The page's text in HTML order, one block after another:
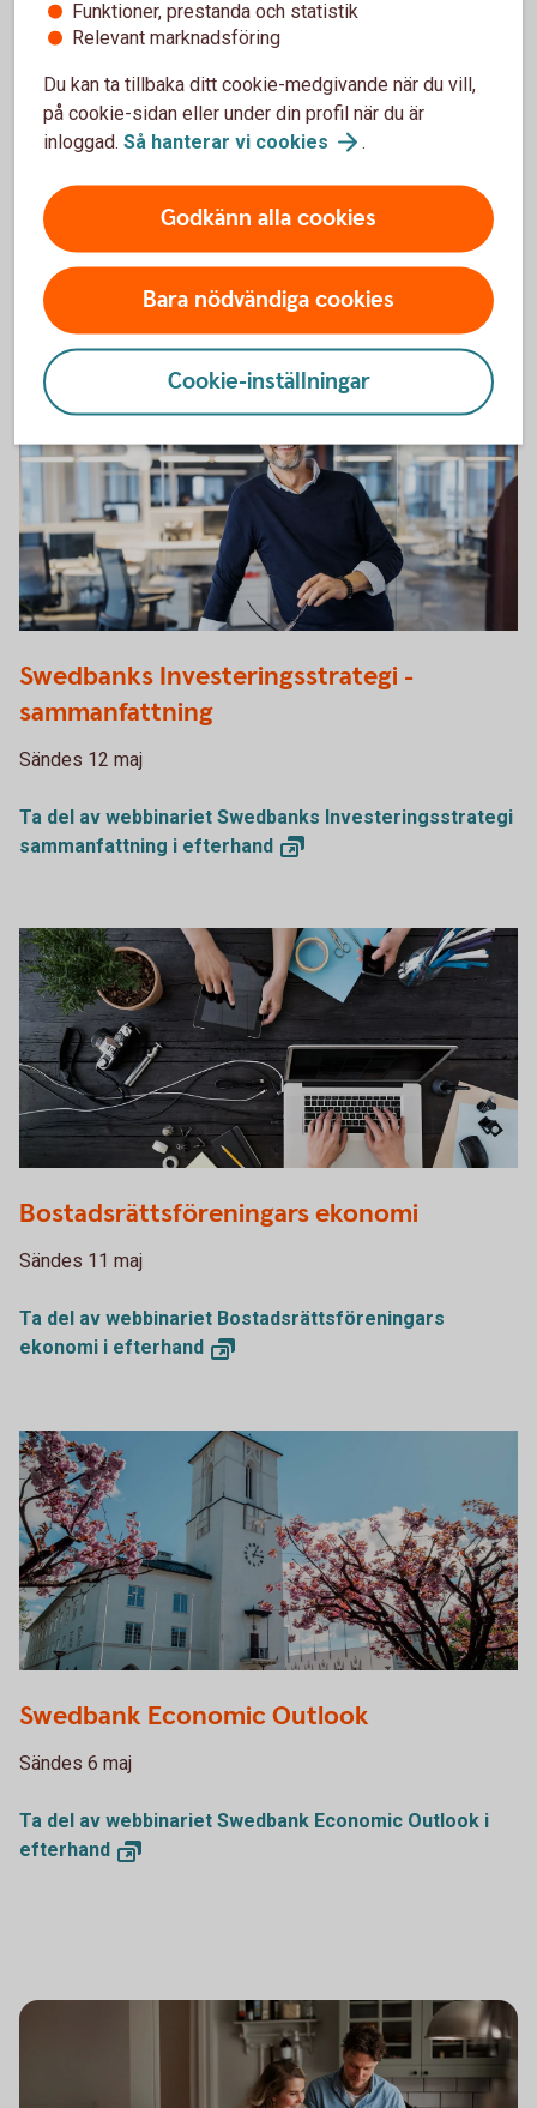
Payment Talks
Sändes 2 juni
Ta del av webbinariet Payment Talks iefterhand
Swedbanks Investeringsstrategi -
sammanfattning
Sändes 12 maj
Ta del av webbinariet Swedbanks Investeringsstrategi
sammanfattning i efterhand
Bostadsrättsföreningars ekonomi
Sändes 11 maj
Ta del av webbinariet Bostadsrättsföreningars
ekonomi i efterhand
Swedbank Economic Outlook
Sändes 6 maj
Ta del av webbinariet Swedbank Economic Outlook i
efterhand
Funktioner, prestanda och statistik
Relevant marknadsföring
Du kan ta tillbaka ditt cookie-medgivande när du vill,
på cookie-sidan eller under din profil när du är
inloggad. Så hanterar vi cookies .
Godkänn alla cookies
Bara nödvändiga cookies
Cookie-inställningar